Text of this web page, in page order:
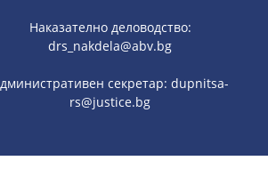
Наказателно деловодство:
drs_nakdela@abv.bg
секретар: dupnitsa-
rs@justice.bg